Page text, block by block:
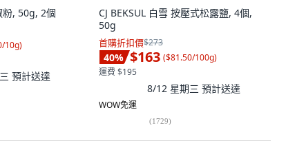
粉, 50g, 2個
10g)
預計送達
CJ BEKSUL 白雪 按壓式松露鹽, 4個,
50g
首購折扣價$273
40% $163 ($81.50/100g)
運費 $195
8/12 星期三 預計送達
WOW免運
(1729)